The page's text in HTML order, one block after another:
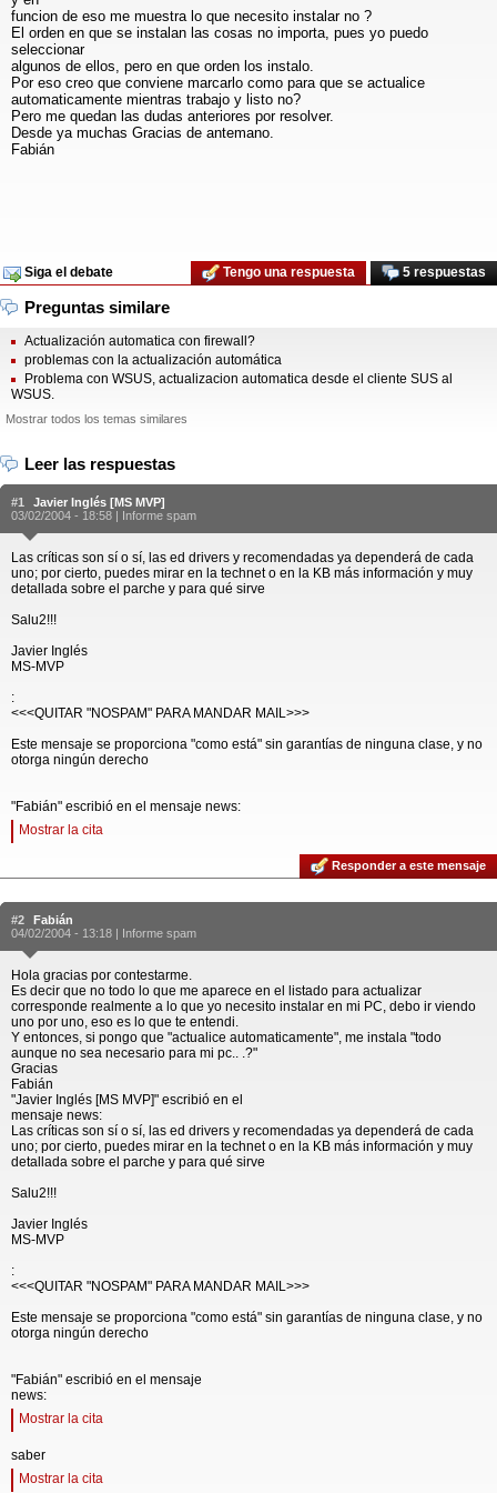
funcion de eso me muestra lo que necesito instalar no ?
El orden en que se instalan las cosas no importa, pues yo puedo
seleccionar
algunos de ellos, pero en que orden los instalo.
Por eso creo que conviene marcarlo como para que se actualice
automaticamente mientras trabajo y listo no?
Pero me quedan las dudas anteriores por resolver.
Desde ya muchas Gracias de antemano.
Fabián
Siga el debate 5 respuestas
Tengo una respuesta
Preguntas similare
Actualización automatica con firewall?
problemas con la actualización automática
Problema con WSUS, actualizacion automatica desde el cliente SUS al
WSUS.
Mostrar todos los temas similares
Leer las respuestas
#1
Javier Inglés [MS MVP]
03/02/2004 - 18:58 | Informe spam
Las críticas son sí o sí, las ed drivers y recomendadas ya dependerá de cada
uno; por cierto, puedes mirar en la technet o en la KB más información y muy
detallada sobre el parche y para qué sirve
Salu2!!!
Javier Inglés
MS-MVP
:
<<<QUITAR "NOSPAM" PARA MANDAR MAIL>>>
Este mensaje se proporciona "como está" sin garantías de ninguna clase, y no
otorga ningún derecho
"Fabián" escribió en el mensaje news:
Mostrar la cita
Responder a este mensaje
#2
Fabián
04/02/2004 - 13:18 | Informe spam
Hola gracias por contestarme.
Es decir que no todo lo que me aparece en el listado para actualizar
corresponde realmente a lo que yo necesito instalar en mi PC, debo ir viendo
uno por uno, eso es lo que te entendi.
Y entonces, si pongo que "actualice automaticamente", me instala "todo
aunque no sea necesario para mi pc.. .?"
Gracias
Fabián
"Javier Inglés [MS MVP]" escribió en el
mensaje news:
Las críticas son sí o sí, las ed drivers y recomendadas ya dependerá de cada
uno; por cierto, puedes mirar en la technet o en la KB más información y muy
detallada sobre el parche y para qué sirve
Salu2!!!
Javier Inglés
MS-MVP
:
<<<QUITAR "NOSPAM" PARA MANDAR MAIL>>>
Este mensaje se proporciona "como está" sin garantías de ninguna clase, y no
otorga ningún derecho
"Fabián" escribió en el mensaje
news:
Mostrar la cita
saber
Mostrar la cita